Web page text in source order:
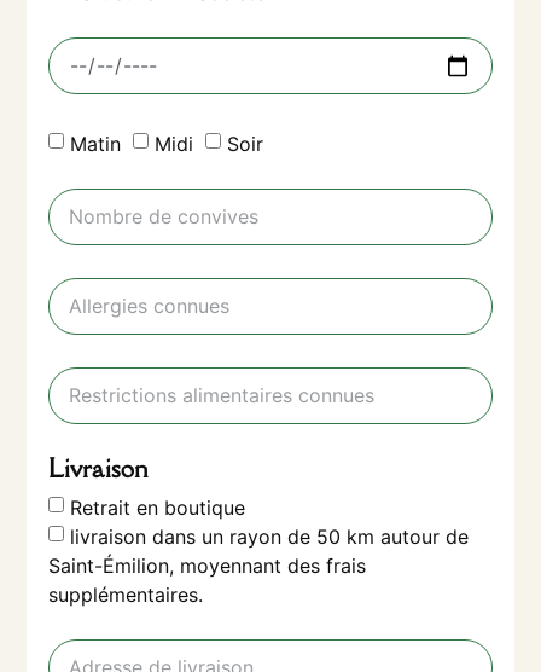
Matin Midi Soir
Livraison
Retrait en boutique
livraison dans un rayon de 50 km autour de
Saint-Émilion, moyennant des frais
supplémentaires.